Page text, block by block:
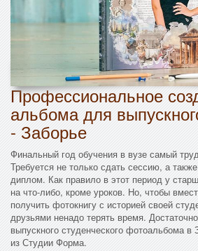
Профессиональное
альбома для
- Заборье
Финальный год обучения в вузе самый
Требуется не только сдать сессию, а
диплом. Как правило в этот период у
на что-либо, кроме уроков. Но, чтобы
получить фотокнигу с историей своей
друзьями ненадо терять время.
выпускного студенческого фотоальбома в
из Студии Форма.